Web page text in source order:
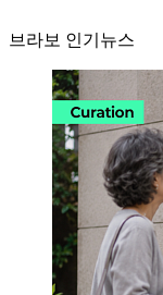
브라보 인기뉴스